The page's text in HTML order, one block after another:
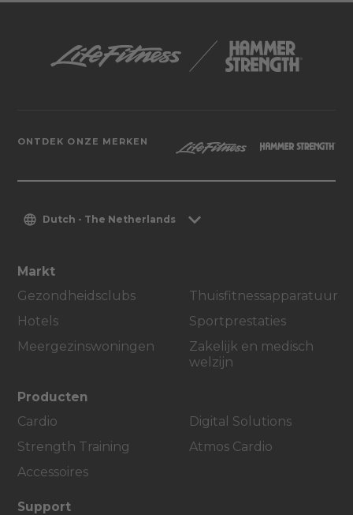
ONTDEK ONZE MERKEN
Dutch - The Netherlands
Markt
Gezondheidsclubs
Hotels
Meergezinswoningen
Thuisfitnessapparatuur
Sportprestaties
Zakelijk en medisch
welzijn
Producten
Cardio
Strength Training
Accessoires
Digital Solutions
Atmos Cardio
Support